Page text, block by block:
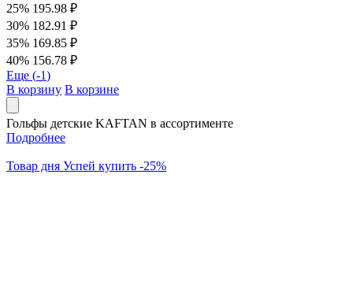
25% 195.98 ₽
30% 182.91 ₽
35% 169.85 ₽
40% 156.78 ₽
Еще (-1)
В корзину В корзине
Гольфы детские KAFTAN в ассортименте
Подробнее
Товар дня Успей купить -25%